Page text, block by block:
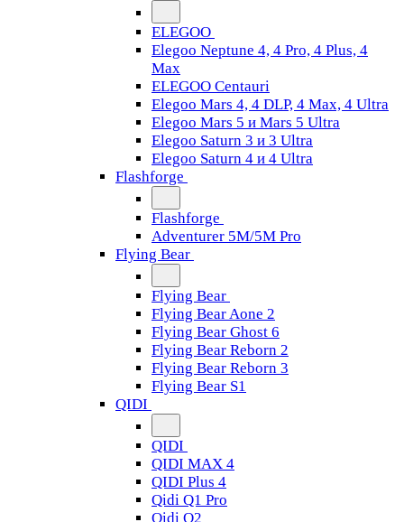
ELEGOO
Elegoo Neptune 4, 4 Pro, 4 Plus, 4
Max
ELEGOO Centauri
Elegoo Mars 4, 4 DLP, 4 Max, 4 Ultra
Elegoo Mars 5 и Mars 5 Ultra
Elegoo Saturn 3 и 3 Ultra
Elegoo Saturn 4 и 4 Ultra
Flashforge
Flashforge
Adventurer 5M/5M Pro
Flying Bear
Flying Bear
Flying Bear Aone 2
Flying Bear Ghost 6
Flying Bear Reborn 2
Flying Bear Reborn 3
Flying Bear S1
QIDI
QIDI
QIDI MAX 4
QIDI Plus 4
Qidi Q1 Pro
Qidi Q2